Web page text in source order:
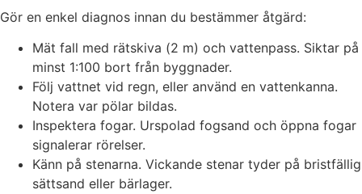
Gör en enkel diagnos innan du bestämmer åtgärd:
Mät fall med rätskiva (2 m) och vattenpass. Siktar på
minst 1:100 bort från byggnader.
Följ vattnet vid regn, eller använd en vattenkanna.
Notera var pölar bildas.
Inspektera fogar. Urspolad fogsand och öppna fogar
signalerar rörelser.
Känn på stenarna. Vickande stenar tyder på bristfällig
sättsand eller bärlager.